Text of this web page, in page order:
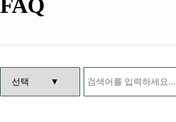
FAQ